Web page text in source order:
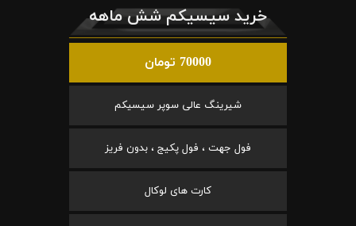
خرید سیسیکم شش ماهه
70000 تومان
شیرینگ عالی سوپر سیسیکم
فول جهت ، فول پکیج ، بدون فریز
کارت های لوکال